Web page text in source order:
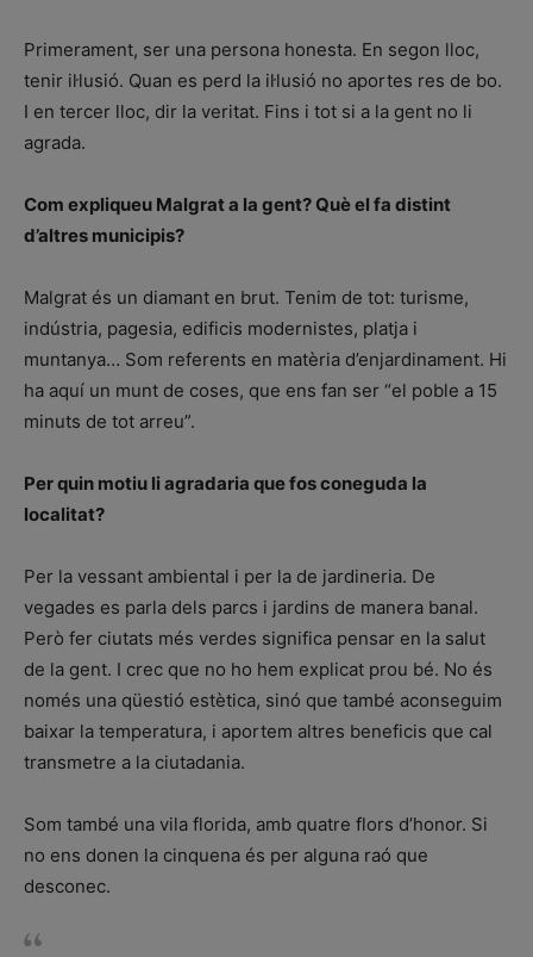
Primerament, ser una persona honesta. En segon lloc,
tenir il·lusió. Quan es perd la il·lusió no aportes res de bo.
I en tercer lloc, dir la veritat. Fins i tot si a la gent no li
agrada.
Com expliqueu Malgrat a la gent? Què el fa distint
d’altres municipis?
Malgrat és un diamant en brut. Tenim de tot: turisme,
indústria, pagesia, edificis modernistes, platja i
muntanya… Som referents en matèria d’enjardinament. Hi
ha aquí un munt de coses, que ens fan ser “el poble a 15
minuts de tot arreu”.
Per quin motiu li agradaria que fos coneguda la
localitat?
Per la vessant ambiental i per la de jardineria. De
vegades es parla dels parcs i jardins de manera banal.
Però fer ciutats més verdes significa pensar en la salut
de la gent. I crec que no ho hem explicat prou bé. No és
només una qüestió estètica, sinó que també aconseguim
baixar la temperatura, i aportem altres beneficis que cal
transmetre a la ciutadania.
Som també una vila florida, amb quatre flors d’honor. Si
no ens donen la cinquena és per alguna raó que
desconec.